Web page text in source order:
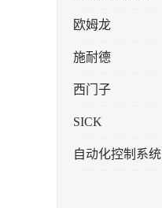
欧姆龙
施耐德
西门子
SICK
自动化控制系统